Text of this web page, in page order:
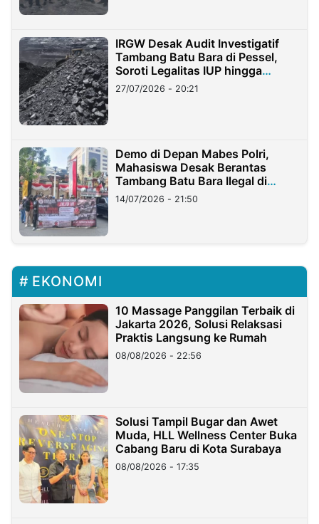
IRGW Desak Audit Investigatif
Tambang Batu Bara di Pessel,
Soroti Legalitas IUP hingga
Stockpile
27/07/2026 - 20:21
Demo di Depan Mabes Polri,
Mahasiswa Desak Berantas
Tambang Batu Bara Ilegal di
Lampung
14/07/2026 - 21:50
EKONOMI
10 Massage Panggilan Terbaik di
Jakarta 2026, Solusi Relaksasi
Praktis Langsung ke Rumah
08/08/2026 - 22:56
Solusi Tampil Bugar dan Awet
Muda, HLL Wellness Center Buka
Cabang Baru di Kota Surabaya
08/08/2026 - 17:35